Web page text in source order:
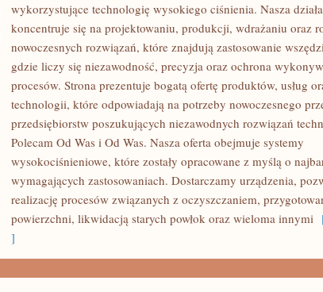
ZRÓWNOWAŻONY
wykorzystujące technologię wysokiego ciśnienia. Nasza
koncentruje się na projektowaniu, produkcji, wdrażaniu oraz
nowoczesnych rozwiązań, które znajdują zastosowanie
gdzie liczy się niezawodność, precyzja oraz ochrona
procesów. Strona prezentuje bogatą ofertę produktów, usług
technologii, które odpowiadają na potrzeby nowoczesnego
przedsiębiorstw poszukujących niezawodnych rozwiązań
Polecam Od Was i Od Was. Nasza oferta obejmuje systemy
wysokociśnieniowe, które zostały opracowane z myślą o
wymagających zastosowaniach. Dostarczamy urządzenia,
realizację procesów związanych z oczyszczaniem,
powierzchni, likwidacją starych powłok oraz wieloma innymi
]